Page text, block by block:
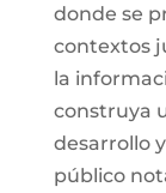
donde se
contextos
la
construya
desarrollo
público